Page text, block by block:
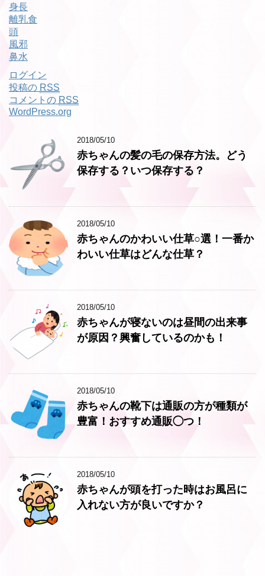
身長
離乳食
頭
風邪
鼻水
ログイン
投稿の RSS
コメントの RSS
WordPress.org
2018/05/10
赤ちゃんの髪の毛の保存方法。どう
保存する？いつ保存する？
2018/05/10
赤ちゃんのかわいい仕草○選！一番か
わいい仕草はどんな仕草？
2018/05/10
赤ちゃんが寝ないのは昼間の出来事
が原因？興奮しているのかも！
2018/05/10
赤ちゃんの靴下は通販の方が種類が
豊富！おすすめ通販◯つ！
2018/05/10
赤ちゃんが頭を打った時はお風呂に
入れない方が良いですか？